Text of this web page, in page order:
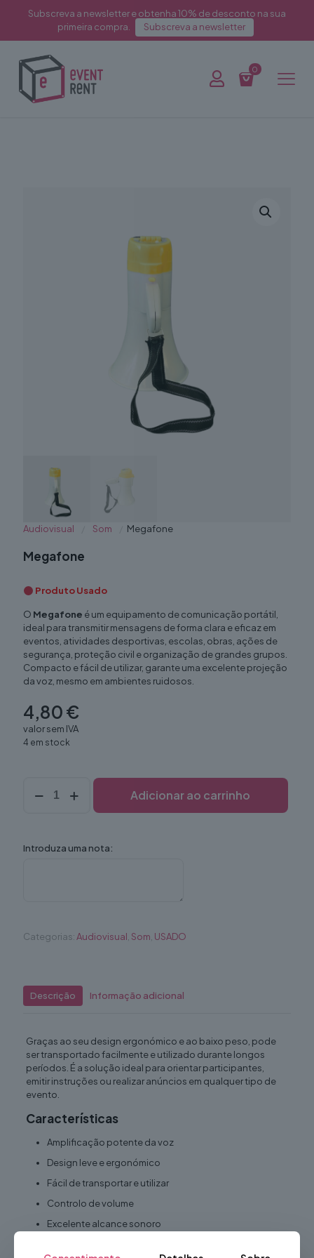
Subscreva a newsletter e obtenha 10% de desconto na sua
primeira compra.
Subscreva a newsletter
0
Audiovisual Som Megafone
Megafone
Produto Usado
O Megafone é um equipamento de comunicação portátil,
ideal para transmitir mensagens de forma clara e eficaz em
eventos, atividades desportivas, escolas, obras, ações de
segurança, proteção civil e organização de grandes grupos.
Compacto e fácil de utilizar, garante uma excelente projeção
da voz, mesmo em ambientes ruidosos.
4,80€
valor sem IVA
4 em stock
Adicionar ao carrinho
Introduza uma nota:
Categorias:Audiovisual, Som, USADO
Descrição Informação adicional
Graças ao seu design ergonómico e ao baixo peso, pode
ser transportado facilmente e utilizado durante longos
períodos. É a solução ideal para orientar participantes,
emitir instruções ou realizar anúncios em qualquer tipo de
evento.
Características
Amplificação potente da voz
Design leve e ergonómico
Fácil de transportar e utilizar
Controlo de volume
Excelente alcance sonoro